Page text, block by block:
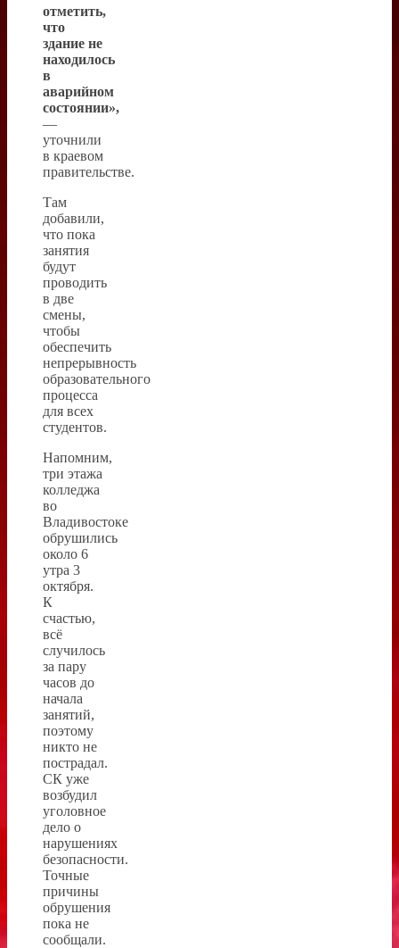
отметить,
что
здание не
находилось
в
аварийном
состоянии»,
—
уточнили
в краевом
правительстве.
Там
добавили,
что пока
занятия
будут
проводить
в две
смены,
чтобы
обеспечить
непрерывность
образовательного
процесса
для всех
студентов.
Напомним,
три этажа
колледжа
во
Владивостоке
обрушились
около 6
утра 3
октября.
К
счастью,
всё
случилось
за пару
часов до
начала
занятий,
поэтому
никто не
пострадал.
СК уже
возбудил
уголовное
дело о
нарушениях
безопасности.
Точные
причины
обрушения
пока не
сообщали.